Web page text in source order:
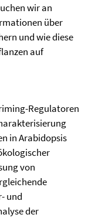
wir an
über
und wie diese
auf
Regulatoren
in Arabidopsis
von
und
der